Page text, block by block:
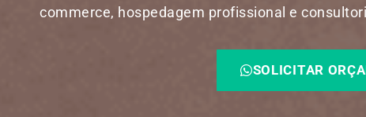
commerce, hospedagem profissional e
SOLICITAR